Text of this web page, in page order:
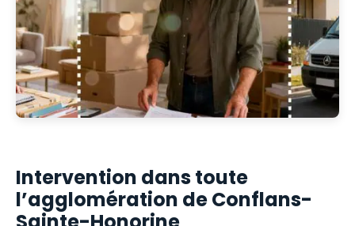
Intervention dans toute
l’agglomération de Conflans-